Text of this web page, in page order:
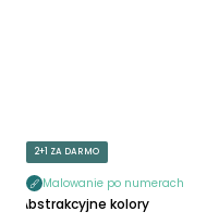
2+1 ZA DARMO
Malowanie po numerach
Abstrakcyjne kolory